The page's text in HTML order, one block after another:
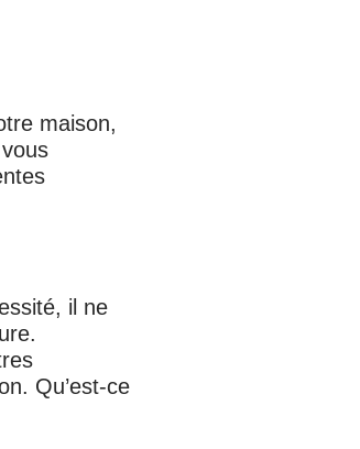
maison,
il ne
Qu’est-ce